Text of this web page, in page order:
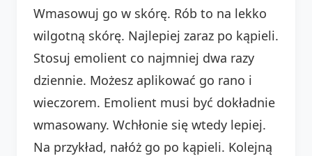
Wmasowuj go w skórę. Rób to na lekko
wilgotną skórę. Najlepiej zaraz po kąpieli.
Stosuj emolient co najmniej dwa razy
dziennie. Możesz aplikować go rano i
wieczorem. Emolient musi być dokładnie
wmasowany. Wchłonie się wtedy lepiej.
Na przykład, nałóż go po kąpieli. Kolejną